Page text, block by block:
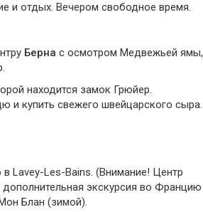
и отдых. Вечером свободное время.
Берна с осмотром Медвежьей ямы,
находится замок Грюйер.
купить свежего швейцарского сыра.
Lavey-Les-Bains. (Внимание! Центр
экскурсия во Францию
Блан (зимой).